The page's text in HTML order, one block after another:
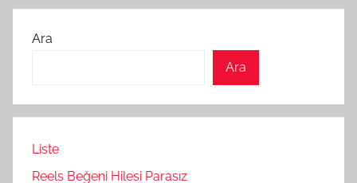
Ara
Ara
Liste
Reels Beğeni Hilesi Parasız